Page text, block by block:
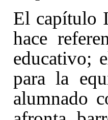
El capítulo I
hace
educativo;
para la
alumnado